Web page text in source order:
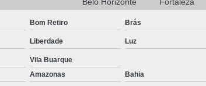
Rastreador de Carro Minas
Rastreador para Carros
Rastreador Veicular para Carros de
Rastreador Veicular Particular
Gps
Bom Retiro Brás
Liberdade Luz
Vila Buarque
Amazonas Bahia